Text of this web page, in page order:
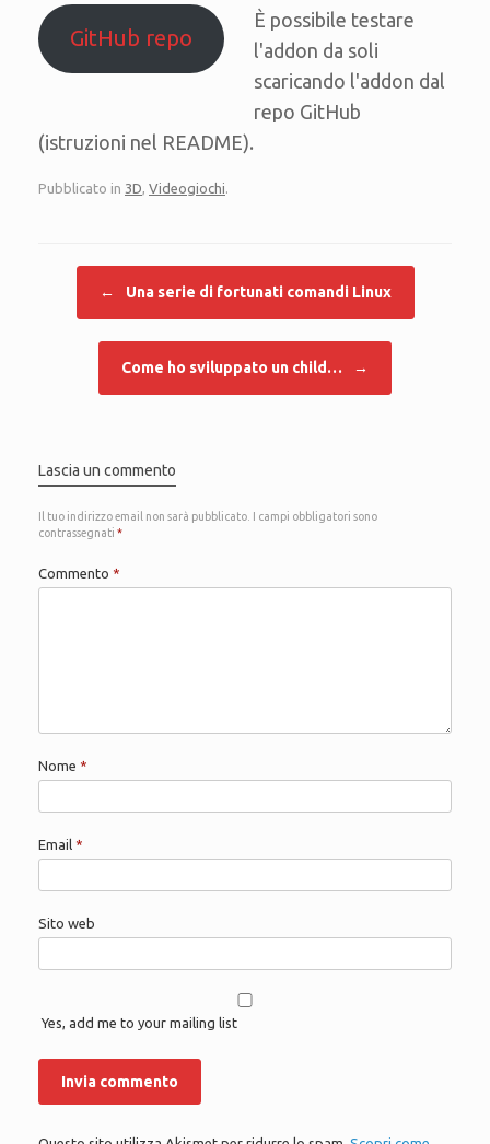
GitHub repo
È possibile testare
l'addon da soli
scaricando l'addon dal
repo GitHub
(istruzioni nel README).
Pubblicato in 3D, Videogiochi.
← Una serie di fortunati comandi Linux
Come ho sviluppato un child… →
Lascia un commento
Il tuo indirizzo email non sarà pubblicato. I campi obbligatori sono
contrassegnati *
Commento *
Nome *
Email *
Sito web
Yes, add me to your mailing list